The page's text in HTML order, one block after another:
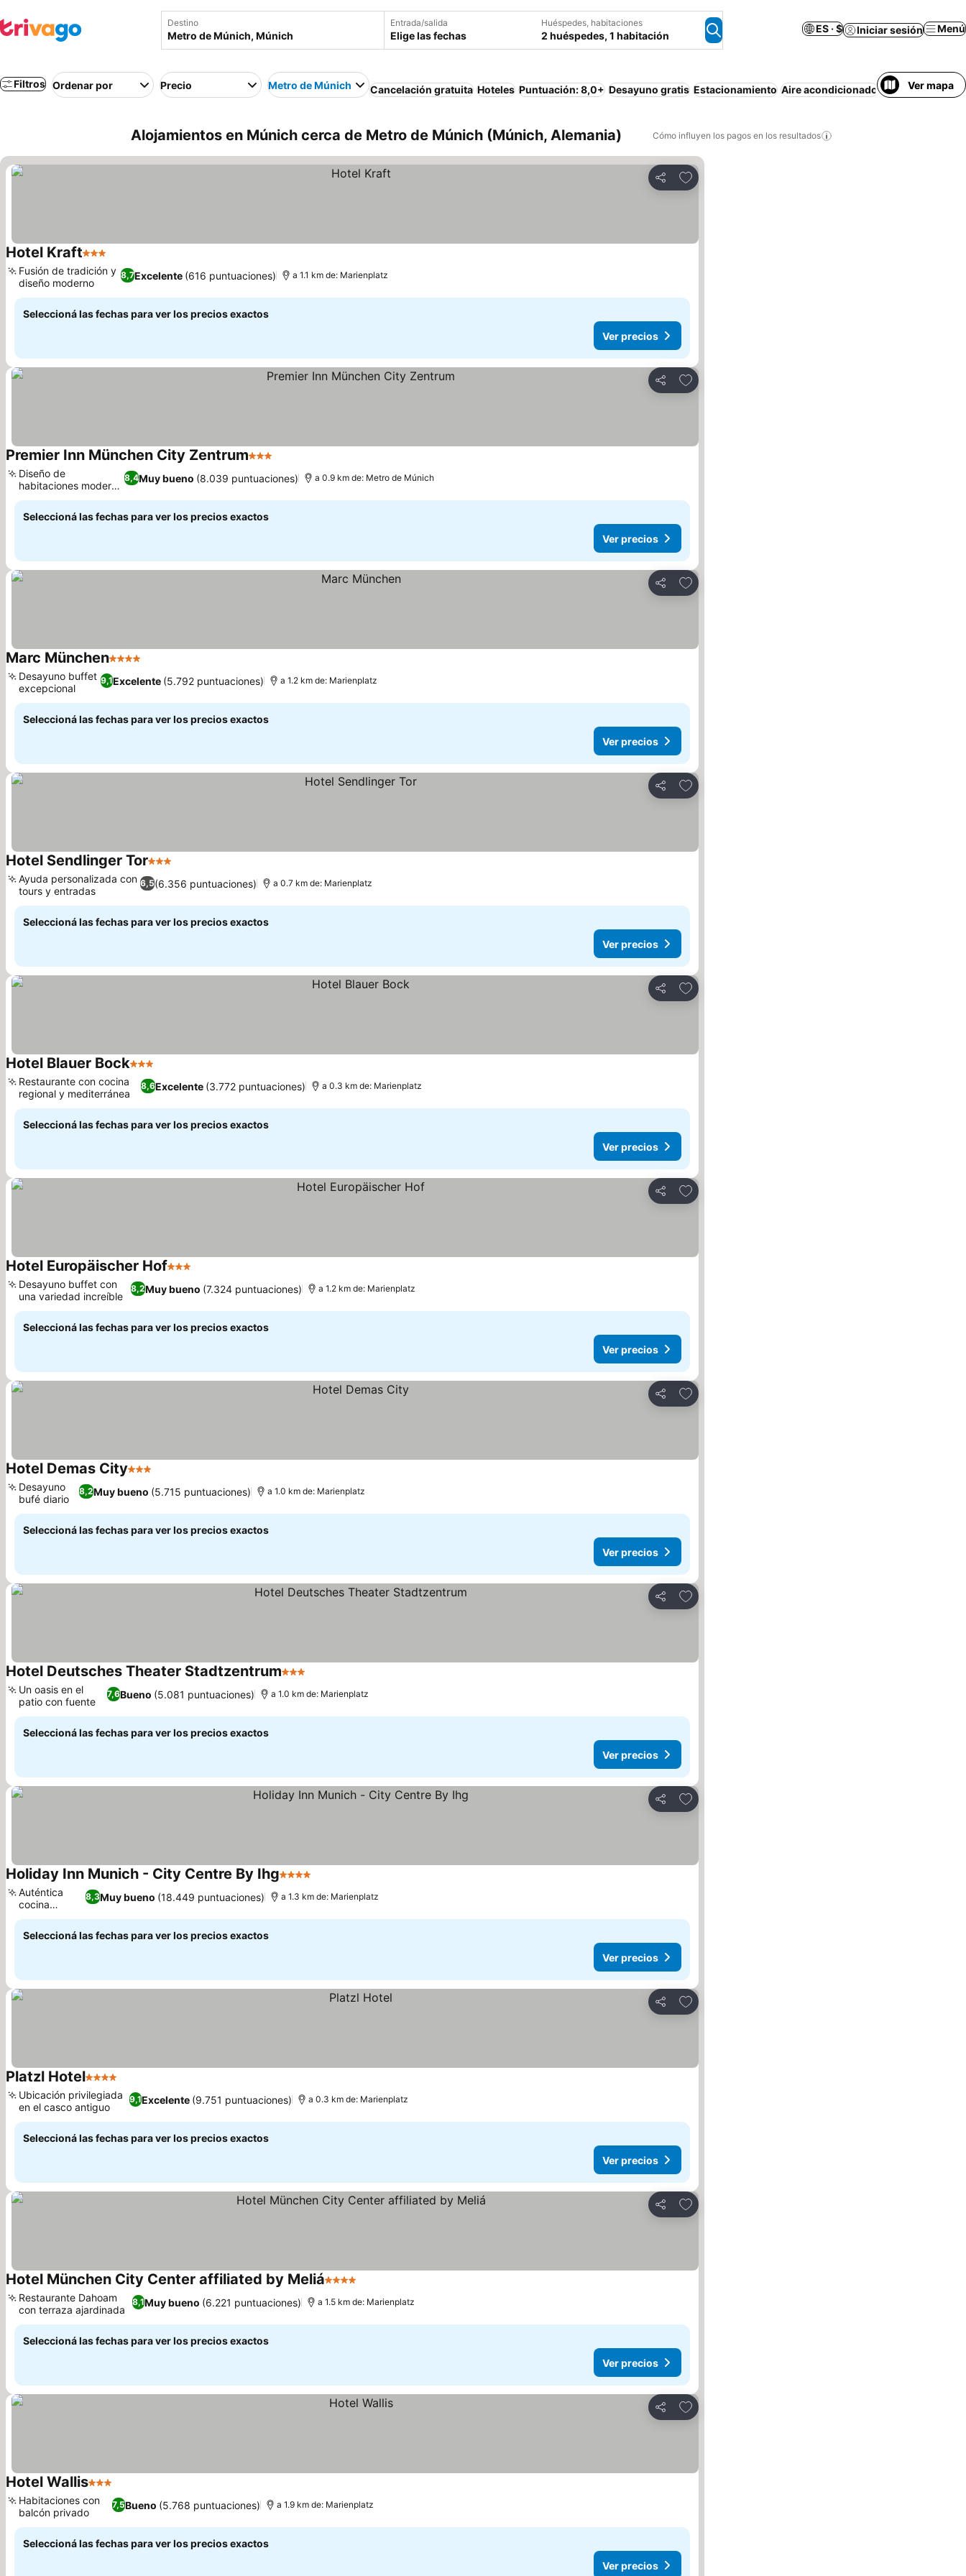
Destino Entrada/salida
Elige las fechas
Huéspedes, habitaciones
2 huéspedes, 1 habitación
ES · $ Iniciar sesión Menú
Filtros Ordenar por Precio Metro de Múnich Cancelación gratuita Hoteles Puntuación: 8,0+ Desayuno gratis Estacionamiento Aire acondicionado PiscinaVer mapa
Alojamientos en Múnich cerca de Metro de Múnich (Múnich, Alemania) Cómo influyen los pagos en los resultados
Compartir
Añadir a favoritos
Hotel Kraft3 Estrellas
8,7Excelente (616 puntuaciones)
Fusión de tradición y
diseño moderno
a 1.1 km de: Marienplatz
Seleccioná las fechas para ver los precios exactos
Ver precios
Compartir
Añadir a favoritos
Premier Inn München City Zentrum3 Estrellas
8,4Muy bueno (8.039 puntuaciones)
Diseño de
habitaciones moderno
y limpio
a 0.9 km de: Metro de Múnich
Seleccioná las fechas para ver los precios exactos
Ver precios
Compartir
Añadir a favoritos
Marc München4 Estrellas
9,1Excelente (5.792 puntuaciones)
Desayuno buffet
excepcional
a 1.2 km de: Marienplatz
Seleccioná las fechas para ver los precios exactos
Ver precios
Compartir
Añadir a favoritos
Hotel Sendlinger Tor3 Estrellas
6,5(6.356 puntuaciones)
Ayuda personalizada con
tours y entradas
a 0.7 km de: Marienplatz
Seleccioná las fechas para ver los precios exactos
Ver precios
Compartir
Añadir a favoritos
Hotel Blauer Bock3 Estrellas
8,6Excelente (3.772 puntuaciones)
Restaurante con cocina
regional y mediterránea
a 0.3 km de: Marienplatz
Seleccioná las fechas para ver los precios exactos
Ver precios
Compartir
Añadir a favoritos
Hotel Europäischer Hof3 Estrellas
8,2Muy bueno (7.324 puntuaciones)
Desayuno buffet con
una variedad increíble
a 1.2 km de: Marienplatz
Seleccioná las fechas para ver los precios exactos
Ver precios
Compartir
Añadir a favoritos
Hotel Demas City3 Estrellas
8,2Muy bueno (5.715 puntuaciones)
Desayuno
bufé diario
a 1.0 km de: Marienplatz
Seleccioná las fechas para ver los precios exactos
Ver precios
Compartir
Añadir a favoritos
Hotel Deutsches Theater Stadtzentrum3 Estrellas
7,6Bueno (5.081 puntuaciones)
Un oasis en el
patio con fuente
a 1.0 km de: Marienplatz
Seleccioná las fechas para ver los precios exactos
Ver precios
Compartir
Añadir a favoritos
Holiday Inn Munich - City Centre By Ihg4 Estrellas
8,3Muy bueno (18.449 puntuaciones)
Auténtica
cocina
bávara
a 1.3 km de: Marienplatz
Seleccioná las fechas para ver los precios exactos
Ver precios
Compartir
Añadir a favoritos
Platzl Hotel4 Estrellas
9,1Excelente (9.751 puntuaciones)
Ubicación privilegiada
en el casco antiguo
a 0.3 km de: Marienplatz
Seleccioná las fechas para ver los precios exactos
Ver precios
Compartir
Añadir a favoritos
Hotel München City Center affiliated by Meliá4 Estrellas
8,1Muy bueno (6.221 puntuaciones)
Restaurante Dahoam
con terraza ajardinada
a 1.5 km de: Marienplatz
Seleccioná las fechas para ver los precios exactos
Ver precios
Compartir
Añadir a favoritos
Hotel Wallis3 Estrellas
7,5Bueno (5.768 puntuaciones)
Habitaciones con
balcón privado
a 1.9 km de: Marienplatz
Seleccioná las fechas para ver los precios exactos
Ver precios